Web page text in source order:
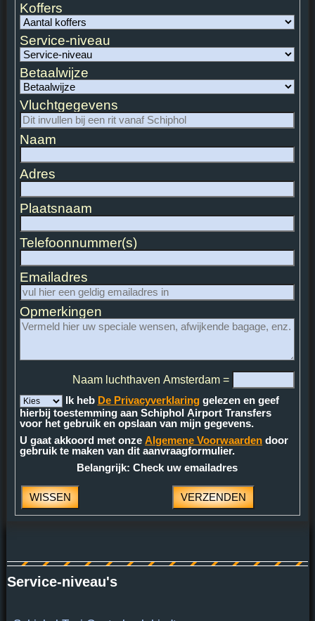
Koffers
Service-niveau
Betaalwijze
Vluchtgegevens
Naam
Adres
Plaatsnaam
Telefoonnummer(s)
Emailadres
Opmerkingen
Naam luchthaven Amsterdam =
Ik heb De Privacyverklaringgelezen en geef
hierbij toestemming aan Schiphol Airport Transfers
voor het gebruik en opslaan van mijn gegevens.
U gaat akkoord met onzeAlgemene Voorwaarden door
gebruik te maken van dit aanvraagformulier.
Belangrijk: Check uw emailadres
Service-niveau's